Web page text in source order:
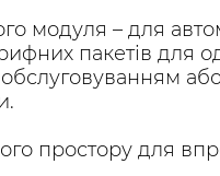
модуля – для
пакетів для
або
простору для